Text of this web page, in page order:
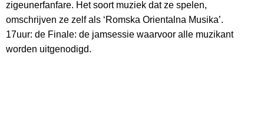
zigeunerfanfare. Het soort muziek dat ze spelen,
omschrijven ze zelf als ‘Romska Orientalna Musika’.
17uur: de Finale: de jamsessie waarvoor alle muzikant
worden uitgenodigd.